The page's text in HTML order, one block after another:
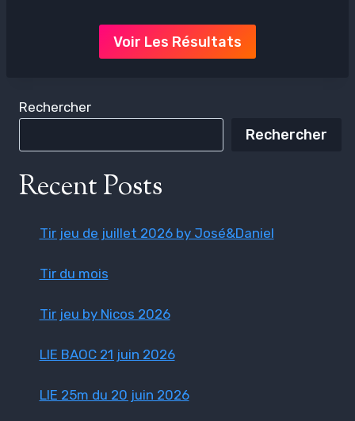
Voir Les Résultats
Rechercher
Rechercher
Recent Posts
Tir jeu de juillet 2026 by José&Daniel
Tir du mois
Tir jeu by Nicos 2026
LIE BAOC 21 juin 2026
LIE 25m du 20 juin 2026